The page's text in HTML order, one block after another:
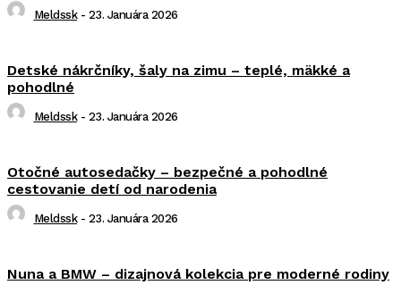
Meldssk - 23. Januára 2026
Detské nákrčníky, šaly na zimu – teplé, mäkké a
pohodlné
Meldssk - 23. Januára 2026
Otočné autosedačky – bezpečné a pohodlné
cestovanie detí od narodenia
Meldssk - 23. Januára 2026
Nuna a BMW – dizajnová kolekcia pre moderné rodiny